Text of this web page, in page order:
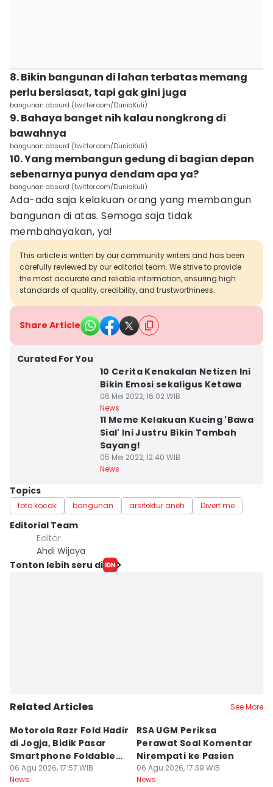
8. Bikin bangunan di lahan terbatas memang
perlu bersiasat, tapi gak gini juga
bangunan absurd (twitter.com/DuniaKuli)
9. Bahaya banget nih kalau nongkrong di
bawahnya
bangunan absurd (twitter.com/DuniaKuli)
10. Yang membangun gedung di bagian depan
sebenarnya punya dendam apa ya?
bangunan absurd (twitter.com/DuniaKuli)
Ada-ada saja kelakuan orang yang membangun
bangunan di atas. Semoga saja tidak
membahayakan, ya!
This article is written by our community writers and has been
carefully reviewed by our editorial team. We strive to provide
the most accurate and reliable information, ensuring high
standards of quality, credibility, and trustworthiness.
Share Article
Curated For You
10 Cerita Kenakalan Netizen Ini
Bikin Emosi sekaligus Ketawa
06 Mei 2022, 16:02 WIB
News
11 Meme Kelakuan Kucing 'Bawa
Sial' Ini Justru Bikin Tambah
Sayang!
05 Mei 2022, 12:40 WIB
News
Topics
foto kocak bangunan arsitektur aneh Divert me
Editorial Team
Editor
Ahdi Wijaya
Tonton lebih seru di
Related Articles See More
Motorola Razr Fold Hadir
di Jogja, Bidik Pasar
Smartphone Foldable
Premium
06 Agu 2026, 17:57 WIB
News
RSA UGM Periksa
Perawat Soal Komentar
Nirempati ke Pasien
06 Agu 2026, 17:39 WIB
News